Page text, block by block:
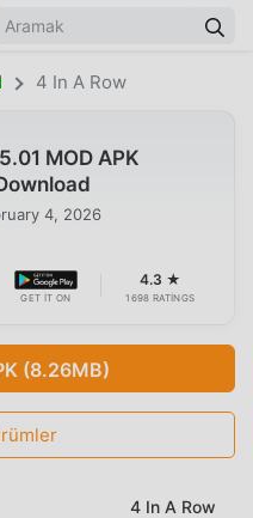
4 In A Row
MOD APK
4, 2026
GET IT ON
4.3 ★
1698 RATINGS
(8.26MB)
4 In A Row